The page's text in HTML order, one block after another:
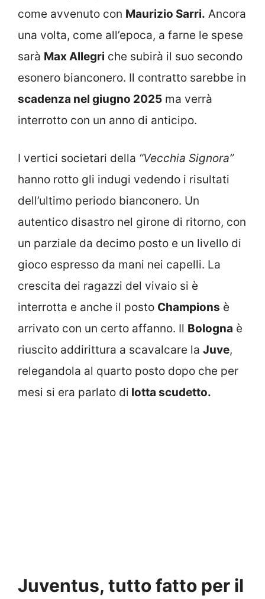
come avvenuto con Maurizio Sarri. Ancora
una volta, come all’epoca, a farne le spese
sarà Max Allegri che subirà il suo secondo
esonero bianconero. Il contratto sarebbe in
scadenza nel giugno 2025 ma verrà
interrotto con un anno di anticipo.
I vertici societari della “Vecchia Signora”
hanno rotto gli indugi vedendo i risultati
dell’ultimo periodo bianconero. Un
autentico disastro nel girone di ritorno, con
un parziale da decimo posto e un livello di
gioco espresso da mani nei capelli. La
crescita dei ragazzi del vivaio si è
interrotta e anche il posto Champions è
arrivato con un certo affanno. Il Bologna è
riuscito addirittura a scavalcare la Juve,
relegandola al quarto posto dopo che per
mesi si era parlato di lotta scudetto.
Juventus, tutto fatto per il